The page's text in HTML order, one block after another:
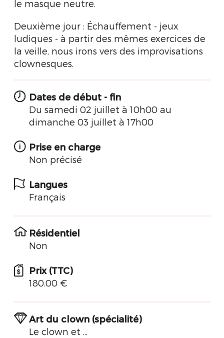
le masque neutre.
Deuxième jour : Échauffement - jeux
ludiques - à partir des mêmes exercices de
la veille, nous irons vers des improvisations
clownesques.
Dates de début - fin
Du samedi 02 juillet à 10h00 au
dimanche 03 juillet à 17h00
Prise en charge
Non précisé
Langues
Français
Résidentiel
Non
Prix (TTC)
180.00 €
Art du clown (spécialité)
Le clown et ...